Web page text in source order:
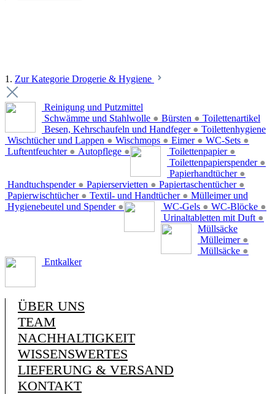
1. Zur Kategorie Drogerie & Hygiene
Reinigung und Putzmittel
Schwämme und Stahlwolle ● Bürsten ●
Besen, Kehrschaufeln und Handfeger ●
Wischtücher und Lappen ● Wischmops ● Eimer ● WC-Sets ●
Luftentfeuchter ● Autopflege ●
Toilettenartikel
Toilettenpapier ●
Toilettenpapierspender ●
Papierhandtücher ●
Handtuchspender ● Papierservietten ● Papiertaschentücher ●
Papierwischtücher ● Textil- und Handtücher ●
Hygienebeutel und Spender ●
Toilettenhygiene
WC-Gels ● WC-Blöcke ●
Urinaltabletten mit Duft ●
Mülleimer und
Müllsäcke
Mülleimer ●
Müllsäcke ●
Entkalker
ÜBER UNS
TEAM
NACHHALTIGKEIT
WISSENSWERTES
LIEFERUNG & VERSAND
KONTAKT